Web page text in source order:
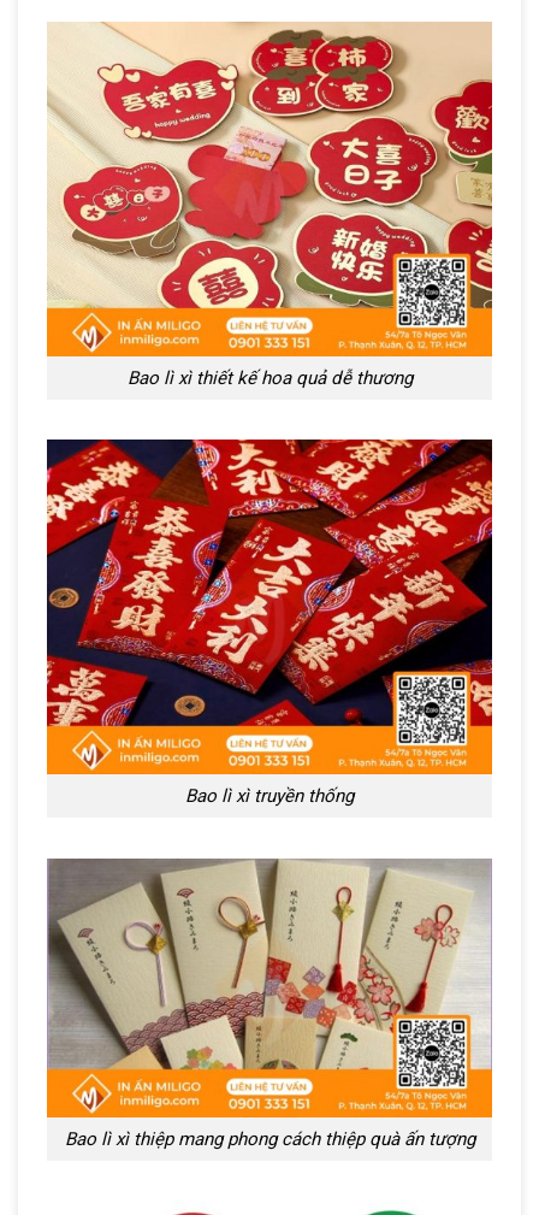
Bao lì xì thiết kế hoa quả dễ thương
Bao lì xì truyền thống
Bao lì xì thiệp mang phong cách thiệp quà ấn tượng